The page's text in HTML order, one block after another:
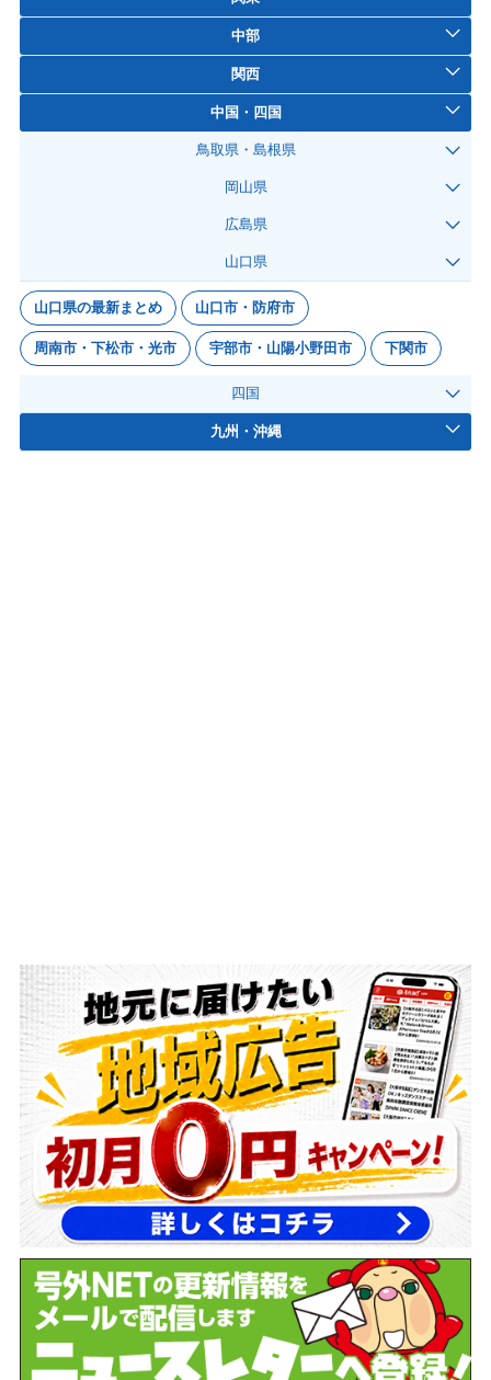
中部
関西
中国・四国
鳥取県・島根県
岡山県
広島県
山口県
山口県の最新まとめ 山口市・防府市
周南市・下松市・光市 宇部市・山陽小野田市 下関市
四国
九州・沖縄